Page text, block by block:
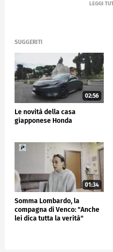
SUGGERITI
02:56
Le novità della casa
giapponese Honda
01:34
Somma Lombardo, la
compagna di Venco: "Anche
lei dica tutta la verità"